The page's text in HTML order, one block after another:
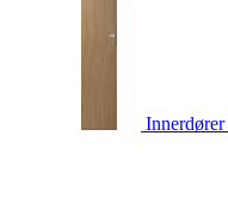
Innerdører